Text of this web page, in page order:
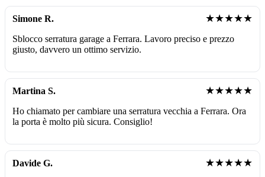
Simone R. ★★★★★
Sblocco serratura garage a Ferrara. Lavoro preciso e prezzo
giusto, davvero un ottimo servizio.
Martina S. ★★★★★
Ho chiamato per cambiare una serratura vecchia a Ferrara. Ora
la porta è molto più sicura. Consiglio!
Davide G. ★★★★★